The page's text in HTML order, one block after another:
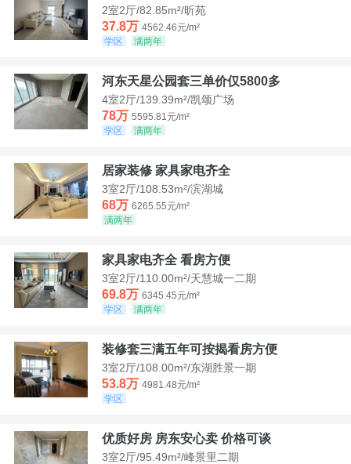
2室2厅/82.85m²/昕苑
37.8万 4562.46元/m²
学区
满两年
河东天星公园套三单价仅5800多
4室2厅/139.39m²/凯颂广场
78万 5595.81元/m²
学区
满两年
居家装修 家具家电齐全
3室2厅/108.53m²/滨湖城
68万 6265.55元/m²
满两年
家具家电齐全 看房方便
3室2厅/110.00m²/天慧城一二期
69.8万 6345.45元/m²
学区
满两年
装修套三满五年可按揭看房方便
3室2厅/108.00m²/东湖胜景一期
53.8万 4981.48元/m²
学区
优质好房 房东安心卖 价格可谈
3室2厅/95.49m²/峰景里二期